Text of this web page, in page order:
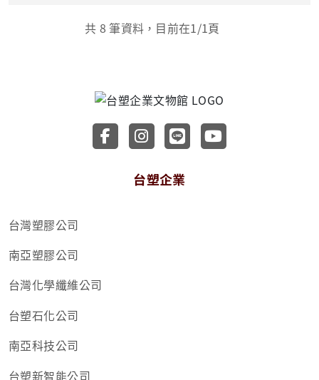
共 8 筆資料，目前在1/1頁
前往台塑企業文物館
前往台塑企業文物館
前往台塑企業文物
前往台塑企
台塑企業
台灣塑膠公司
南亞塑膠公司
台灣化學纖維公司
台塑石化公司
南亞科技公司
台塑新智能公司